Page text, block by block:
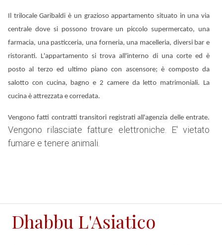
Il trilocale Garibaldi è un grazioso appartamento situato in una via
centrale dove si possono trovare un piccolo supermercato, una
farmacia, una pasticceria, una forneria, una macelleria, diversi bar e
ristoranti. L'appartamento si trova all'interno di una corte ed è
posto al terzo ed ultimo piano con ascensore; è composto da
salotto con cucina, bagno e 2 camere da letto matrimoniali. La
cucina è attrezzata e corredata.
Vengono fatti contratti transitori registrati all'agenzia delle entrate.
Vengono rilasciate fatture elettroniche. E' vietato
fumare e tenere animali.
Dhabbu L'Asiatico